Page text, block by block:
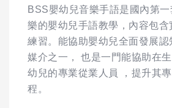
BSS嬰幼兒音樂手語是國內第
樂的嬰幼兒手語教學，內容包含
練習。能協助嬰幼兒全面發展認
媒介之一， 也是一門能協助在
幼兒的專業從業人員 ，提升其
程。